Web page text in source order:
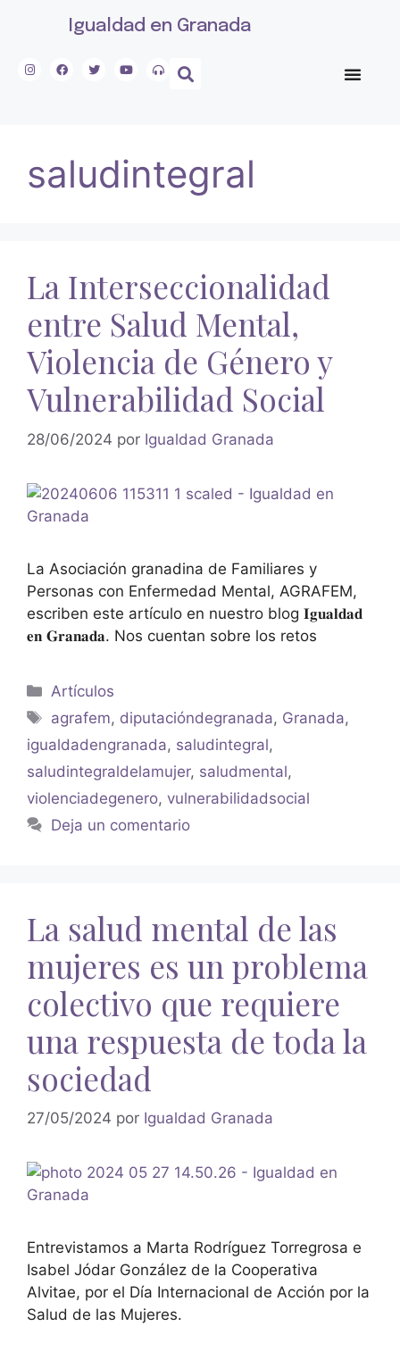
Igualdad en Granada
saludintegral
La Interseccionalidad
entre Salud Mental,
Violencia de Género y
Vulnerabilidad Social
28/06/2024 por Igualdad Granada
La Asociación granadina de Familiares y
Personas con Enfermedad Mental, AGRAFEM,
escriben este artículo en nuestro blog 𝐈𝐠𝐮𝐚𝐥𝐝𝐚𝐝
𝐞𝐧 𝐆𝐫𝐚𝐧𝐚𝐝𝐚. Nos cuentan sobre los retos
Artículos
agrafem, diputacióndegranada, Granada,
igualdadengranada, saludintegral,
saludintegraldelamujer, saludmental,
violenciadegenero, vulnerabilidadsocial
Deja un comentario
La salud mental de las
mujeres es un problema
colectivo que requiere
una respuesta de toda la
sociedad
27/05/2024 por Igualdad Granada
Entrevistamos a Marta Rodríguez Torregrosa e
Isabel Jódar González de la Cooperativa
Alvitae, por el Día Internacional de Acción por la
Salud de las Mujeres.